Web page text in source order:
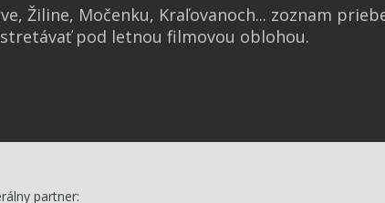
Žiline, Močenku, Kraľovanoch... zoznam
pod letnou filmovou oblohou.
partner: